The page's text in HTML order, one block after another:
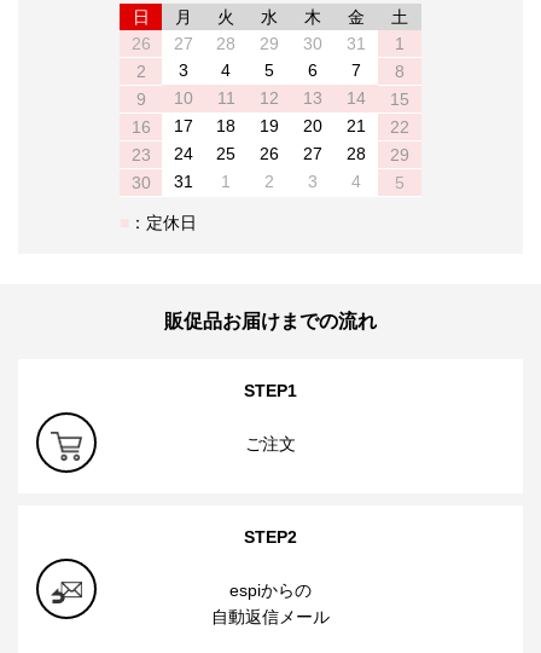
日 月 火 水 木 金
土
26
27 28 29 30 31
1
2
3 4 5 6 7
8
9
10 11 12 13 14
15
16
17 18 19 20 21
22
23
24 25 26 27 28
29
30
31 1 2 3 4 5
：定休日
販促品お届けまでの流れ
STEP1
ご注文
STEP2
espiからの
自動返信メール